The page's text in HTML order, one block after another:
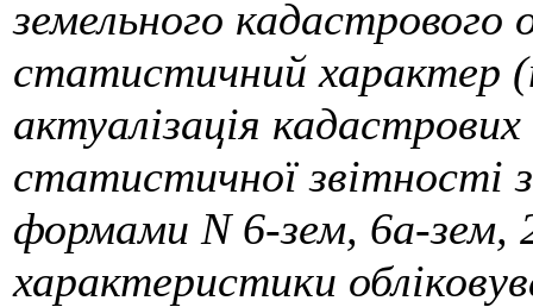
земельного кадастрового
статистичний характер
актуалізація
статистичної звітності з
формами N 6-зем, 6а-зем,
характеристики